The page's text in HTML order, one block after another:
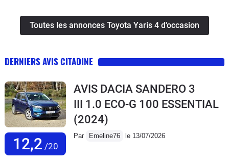
Toutes les annonces Toyota Yaris 4 d'occasion
DERNIERS AVIS CITADINE
12,2 /20
AVIS DACIA SANDERO 3
III 1.0 ECO-G 100 ESSENTIAL
(2024)
Par Emeline76 le 13/07/2026